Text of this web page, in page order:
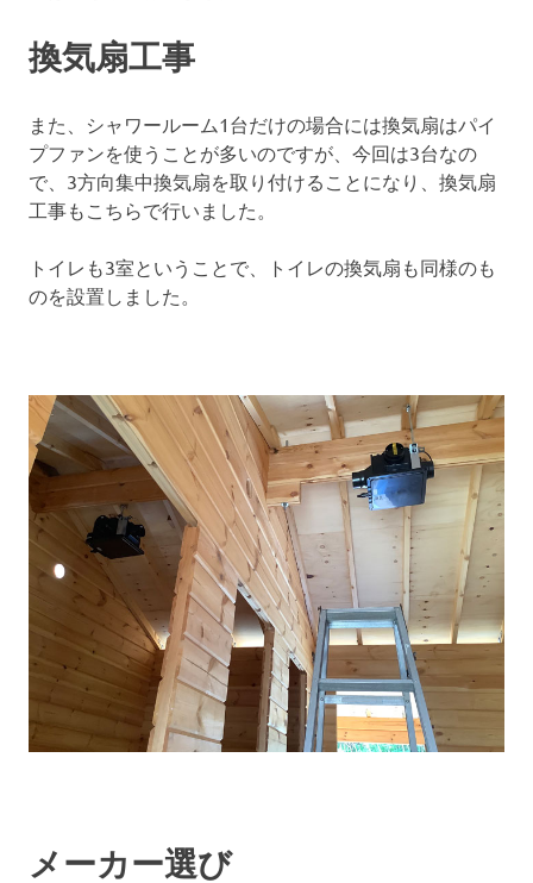
換気扇工事
また、シャワールーム1台だけの場合には換気扇はパイ
プファンを使うことが多いのですが、今回は3台なの
で、3方向集中換気扇を取り付けることになり、換気扇
工事もこちらで行いました。
トイレも3室ということで、トイレの換気扇も同様のも
のを設置しました。
メーカー選び